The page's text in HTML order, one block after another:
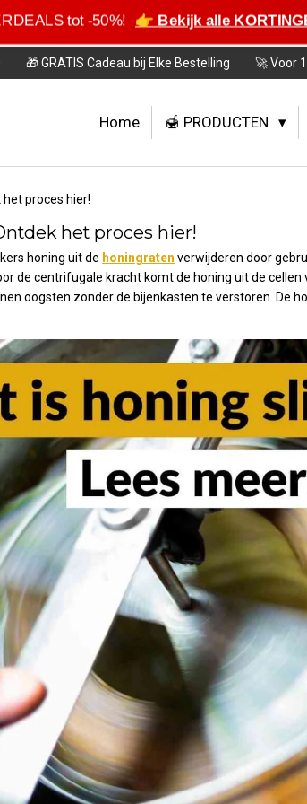
tot -50%! 👉 Bekijk alle
🎁 GRATIS Cadeau bij Elke Bestelling 🚀 Voor
Home 🍯 PRODUCTEN
proces hier!
het proces hier!
honing uit de honingraten verwijderen door
de centrifugale kracht komt de honing uit de
oogsten zonder de bijenkasten te verstoren. De